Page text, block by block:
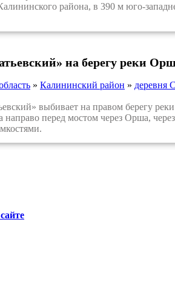
района, в 390 м юго-
на берегу реки
» Калининский район » деревня
выбивает на правом берегу
перед мостом через Орша,